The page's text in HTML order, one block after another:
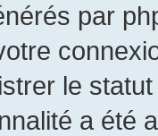
par
le
a été